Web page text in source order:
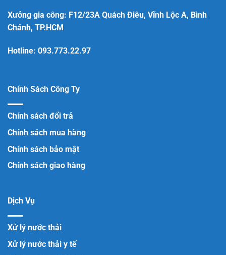
Xưởng gia công: F12/23A Quách Điêu, Vĩnh Lộc A, Bình
Chánh, TP.HCM
Hotline: 093.773.22.97
Chính Sách Công Ty
Chính sách đổi trả
Chính sách mua hàng
Chính sách bảo mật
Chính sách giao hàng
Dịch Vụ
Xử lý nước thải
Xử lý nước thải y tế